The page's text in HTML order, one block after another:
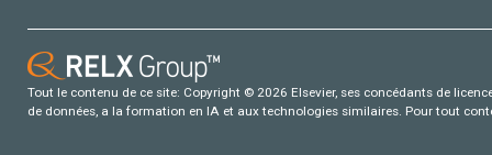
Tout le contenu de ce site: Copyright © 2026 Elsevier, ses concédants de
de données, a la formation en IA et aux technologies similaires. Pour tout